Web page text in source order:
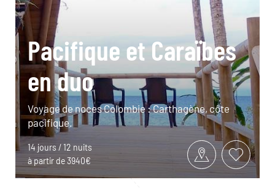
Pacifique et Caraïbes
en duo
Voyage de noces Colombie : Carthagène, côte
pacifique.
14 jours / 12 nuits
à partir de 3940€